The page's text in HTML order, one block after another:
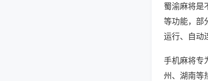
蜀渝麻将是
等功能，部
运行、自动
手机麻将专
州、湖南等